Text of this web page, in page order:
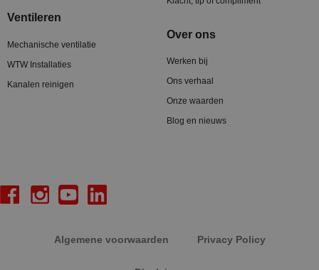
Ventileren
Mechanische ventilatie
WTW Installaties
Kanalen reinigen
Over ons
Werken bij
Ons verhaal
Onze waarden
Blog en nieuws
Algemene voorwaarden Privacy Policy